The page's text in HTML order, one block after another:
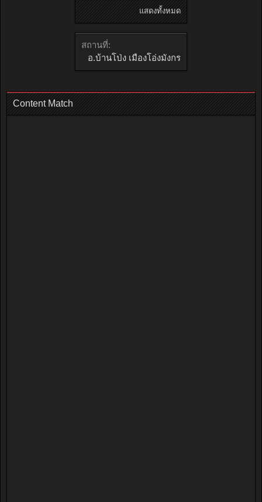
แสดงทั้งหมด
สถานที่:
อ.บ้านโป่ง เมืองโอ่งมังกร
Content Match